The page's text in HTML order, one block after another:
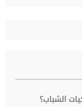
الشباب؟